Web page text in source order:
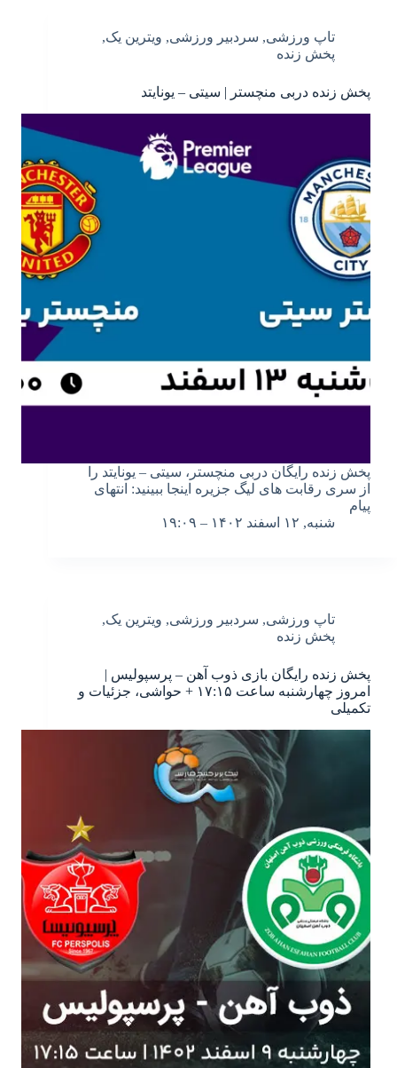
تاپ ورزشی, سردبیر ورزشی, ویترین یک,
پخش زنده
پخش زنده دربی منچستر | سیتی – یونایتد
پخش زنده رایگان دربی منچستر، سیتی – یونایتد را
از سری رقابت های لیگ جزیره اینجا ببینید: انتهای
پیام
شنبه, ۱۲ اسفند ۱۴۰۲ – ۱۹:۰۹
تاپ ورزشی, سردبیر ورزشی, ویترین یک,
پخش زنده
پخش زنده رایگان بازی ذوب آهن – پرسپولیس |
امروز چهارشنبه ساعت ۱۷:۱۵ + حواشی، جزئیات و
تکمیلی